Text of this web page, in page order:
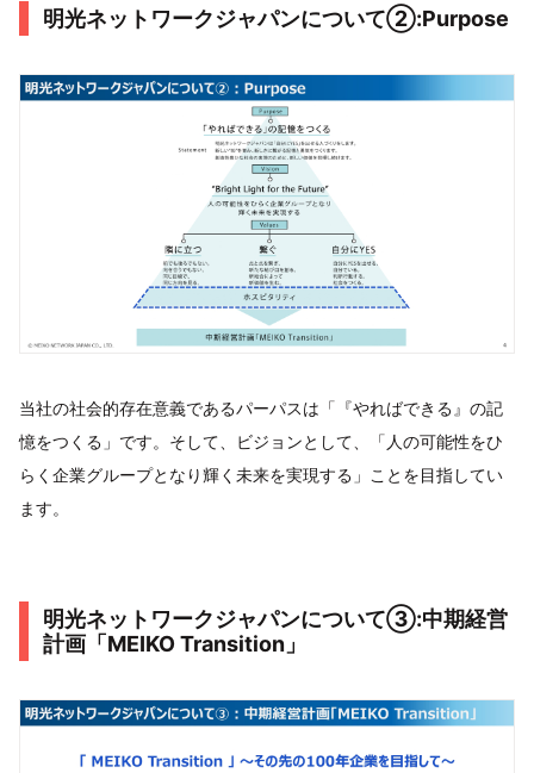
明光ネットワークジャパンについて②:Purpose
当社の社会的存在意義であるパーパスは「『やればできる』の記
憶をつくる」です。そして、ビジョンとして、「人の可能性をひ
らく企業グループとなり輝く未来を実現する」ことを目指してい
ます。
明光ネットワークジャパンについて③:中期経営
計画「MEIKO Transition」